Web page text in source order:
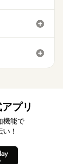
プリ
機能で
！